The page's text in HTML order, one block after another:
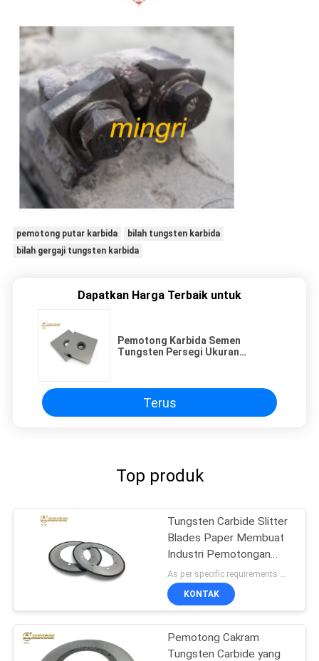
pemotong putar karbida
bilah tungsten karbida
bilah gergaji tungsten karbida
Dapatkan Harga Terbaik untuk
Pemotong Karbida Semen
Tungsten Persegi Ukuran
Terus
Top produk
Tungsten Carbide Slitter
Blades Paper Membuat
Industri Pemotongan
Kertas Bergelombang
KONTAK
Pemotong Cakram
Tungsten Carbide yang